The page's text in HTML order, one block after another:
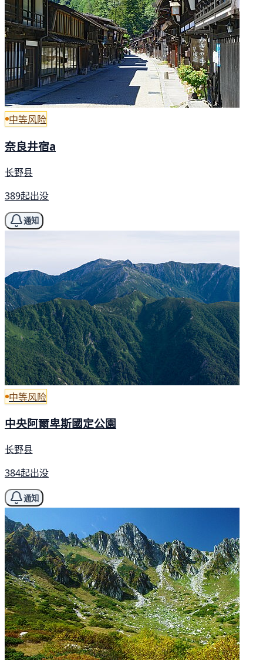
中等风险
奈良井宿a
长野县
389起出没
通知
中等风险
中央阿爾卑斯國定公園
长野县
384起出没
通知